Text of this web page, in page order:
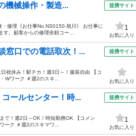
機械操作・製造...
・修理《お仕事No.NS0150-旭川》 お仕事に
。顧客からの修理依頼コー...
提携サイト
1
お気に入り
窓口での電話取次！...
祝休み！駅チカ！週3日～！服装自由 【コ
Wワーク ＃週2のスキ...
提携サイト
お気に入り
ールセンター！時...
で！週2日～OK！時短勤務OK 【コメン
ーク ＃週2のスキマワ...
提携サイト
1
お気に入り